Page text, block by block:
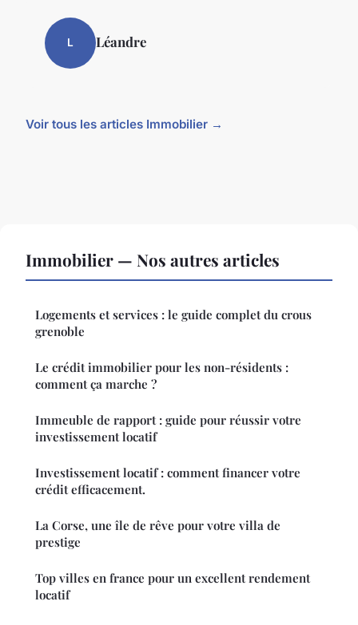
L Léandre
Voir tous les articles Immobilier →
Immobilier — Nos autres articles
Logements et services : le guide complet du crous
grenoble
Le crédit immobilier pour les non-résidents :
comment ça marche ?
Immeuble de rapport : guide pour réussir votre
investissement locatif
Investissement locatif : comment financer votre
crédit efficacement.
La Corse, une île de rêve pour votre villa de
prestige
Top villes en france pour un excellent rendement
locatif